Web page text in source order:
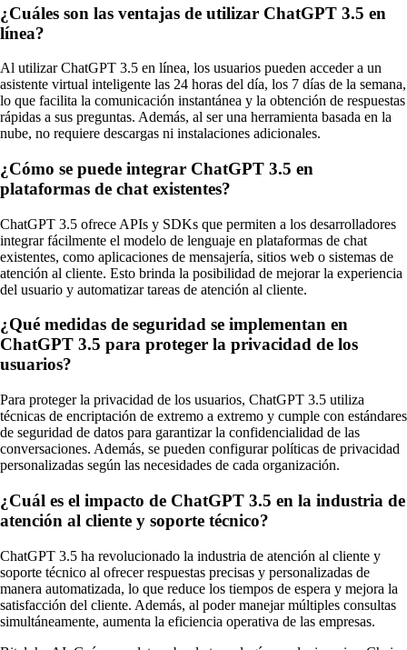
¿Cuáles son las ventajas de utilizar ChatGPT 3.5 en
línea?
Al utilizar ChatGPT 3.5 en línea, los usuarios pueden acceder a un
asistente virtual inteligente las 24 horas del día, los 7 días de la semana,
lo que facilita la comunicación instantánea y la obtención de respuestas
rápidas a sus preguntas. Además, al ser una herramienta basada en la
nube, no requiere descargas ni instalaciones adicionales.
¿Cómo se puede integrar ChatGPT 3.5 en
plataformas de chat existentes?
ChatGPT 3.5 ofrece APIs y SDKs que permiten a los desarrolladores
integrar fácilmente el modelo de lenguaje en plataformas de chat
existentes, como aplicaciones de mensajería, sitios web o sistemas de
atención al cliente. Esto brinda la posibilidad de mejorar la experiencia
del usuario y automatizar tareas de atención al cliente.
¿Qué medidas de seguridad se implementan en
ChatGPT 3.5 para proteger la privacidad de los
usuarios?
Para proteger la privacidad de los usuarios, ChatGPT 3.5 utiliza
técnicas de encriptación de extremo a extremo y cumple con estándares
de seguridad de datos para garantizar la confidencialidad de las
conversaciones. Además, se pueden configurar políticas de privacidad
personalizadas según las necesidades de cada organización.
¿Cuál es el impacto de ChatGPT 3.5 en la industria de
atención al cliente y soporte técnico?
ChatGPT 3.5 ha revolucionado la industria de atención al cliente y
soporte técnico al ofrecer respuestas precisas y personalizadas de
manera automatizada, lo que reduce los tiempos de espera y mejora la
satisfacción del cliente. Además, al poder manejar múltiples consultas
simultáneamente, aumenta la eficiencia operativa de las empresas.